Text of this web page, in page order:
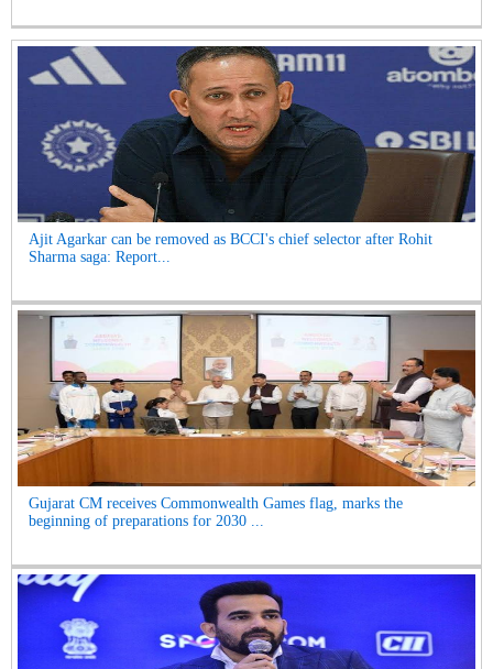
Ajit Agarkar can be removed as BCCI's chief selector after Rohit
Sharma saga: Report...
Gujarat CM receives Commonwealth Games flag, marks the
beginning of preparations for 2030 ...